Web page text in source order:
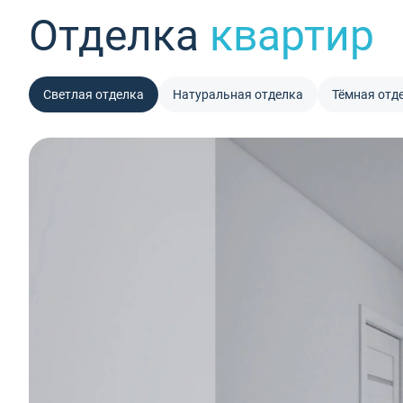
Отделка квартир
Светлая отделка Натуральная отделка Тёмная